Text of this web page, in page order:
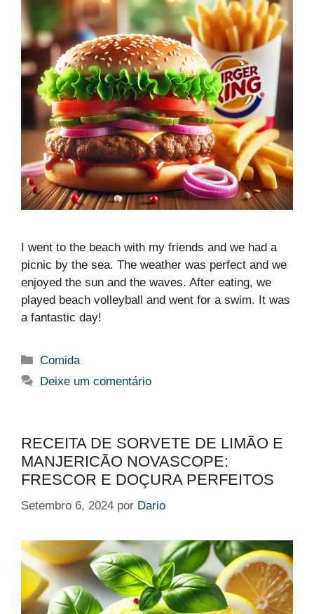
I went to the beach with my friends and we had a
picnic by the sea. The weather was perfect and we
enjoyed the sun and the waves. After eating, we
played beach volleyball and went for a swim. It was
a fantastic day!
Categorias
Comida
Deixe um comentário
RECEITA DE SORVETE DE LIMÃO E
MANJERICÃO NOVASCOPE:
FRESCOR E DOÇURA PERFEITOS
Setembro 6, 2024 por Dario